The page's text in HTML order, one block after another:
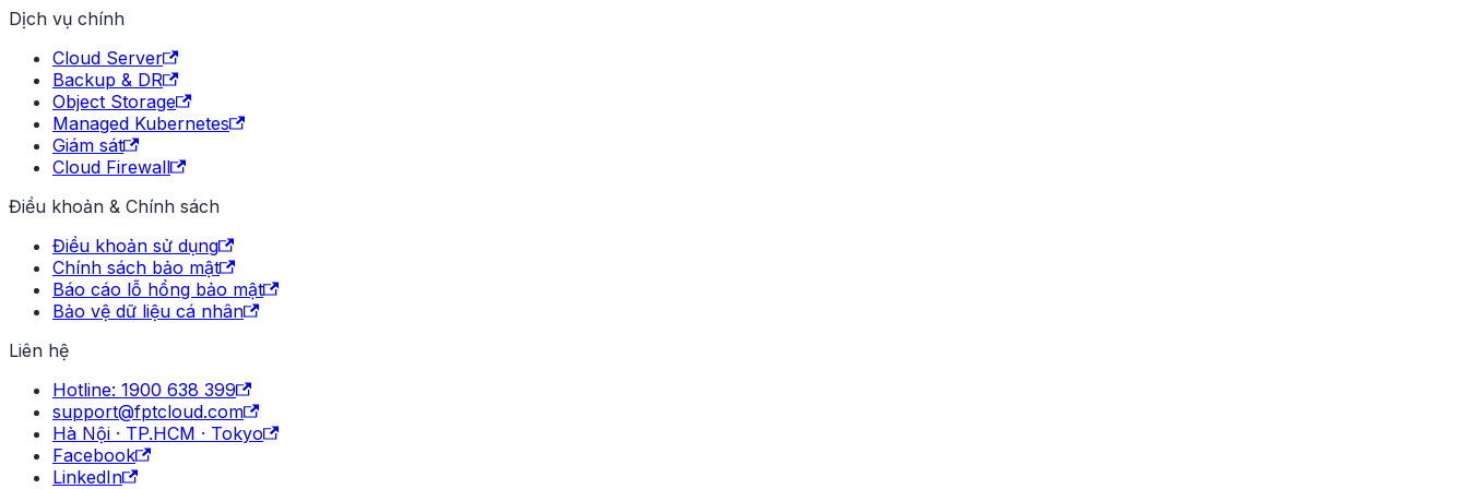
Dịch vụ chính
Cloud Server
Backup & DR
Object Storage
Managed Kubernetes
Giám sát
Cloud Firewall
Điều khoản & Chính sách
Điều khoản sử dụng
Chính sách bảo mật
Báo cáo lỗ hổng bảo mật
Bảo vệ dữ liệu cá nhân
Liên hệ
Hotline: 1900 638 399
support@fptcloud.com
Hà Nội · TP.HCM · Tokyo
Facebook
LinkedIn